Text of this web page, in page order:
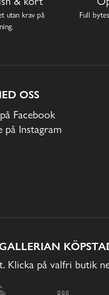
utan krav på
Full
OSS
Facebook
på Instagram
Klicka på valfri butik